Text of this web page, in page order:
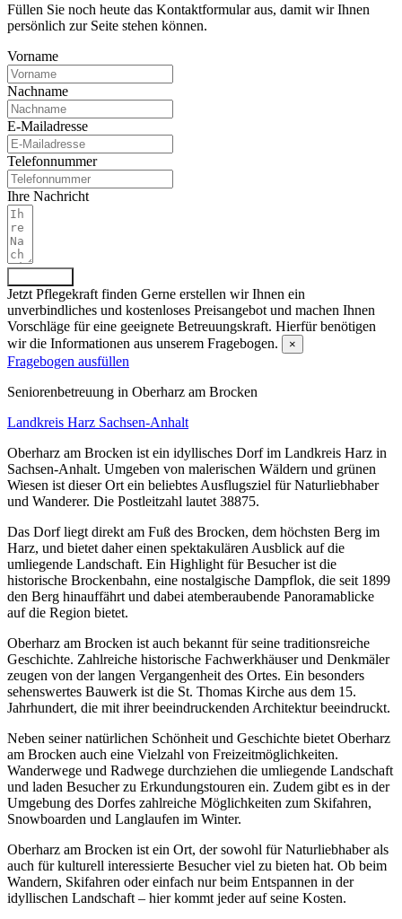
Füllen Sie noch heute das Kontaktformular aus, damit wir Ihnen
persönlich zur Seite stehen können.
Vorname
Nachname
E-Mailadresse
Telefonnummer
Ihre Nachricht
Jetzt Pflegekraft finden Gerne erstellen wir Ihnen ein
unverbindliches und kostenloses Preisangebot und machen Ihnen
Vorschläge für eine geeignete Betreuungskraft. Hierfür benötigen
wir die Informationen aus unserem Fragebogen.
×
Fragebogen ausfüllen
Senioren­betreuung in Oberharz am Brocken
Landkreis Harz Sachsen-Anhalt
Oberharz am Brocken ist ein idyllisches Dorf im Landkreis Harz in
Sachsen-Anhalt. Umgeben von malerischen Wäldern und grünen
Wiesen ist dieser Ort ein beliebtes Ausflugsziel für Naturliebhaber
und Wanderer. Die Postleitzahl lautet 38875.
Das Dorf liegt direkt am Fuß des Brocken, dem höchsten Berg im
Harz, und bietet daher einen spektakulären Ausblick auf die
umliegende Landschaft. Ein Highlight für Besucher ist die
historische Brockenbahn, eine nostalgische Dampflok, die seit 1899
den Berg hinauffährt und dabei atemberaubende Panoramablicke
auf die Region bietet.
Oberharz am Brocken ist auch bekannt für seine traditionsreiche
Geschichte. Zahlreiche historische Fachwerkhäuser und Denkmäler
zeugen von der langen Vergangenheit des Ortes. Ein besonders
sehenswertes Bauwerk ist die St. Thomas Kirche aus dem 15.
Jahrhundert, die mit ihrer beeindruckenden Architektur beeindruckt.
Neben seiner natürlichen Schönheit und Geschichte bietet Oberharz
am Brocken auch eine Vielzahl von Freizeitmöglichkeiten.
Wanderwege und Radwege durchziehen die umliegende Landschaft
und laden Besucher zu Erkundungstouren ein. Zudem gibt es in der
Umgebung des Dorfes zahlreiche Möglichkeiten zum Skifahren,
Snowboarden und Langlaufen im Winter.
Oberharz am Brocken ist ein Ort, der sowohl für Naturliebhaber als
auch für kulturell interessierte Besucher viel zu bieten hat. Ob beim
Wandern, Skifahren oder einfach nur beim Entspannen in der
idyllischen Landschaft – hier kommt jeder auf seine Kosten.